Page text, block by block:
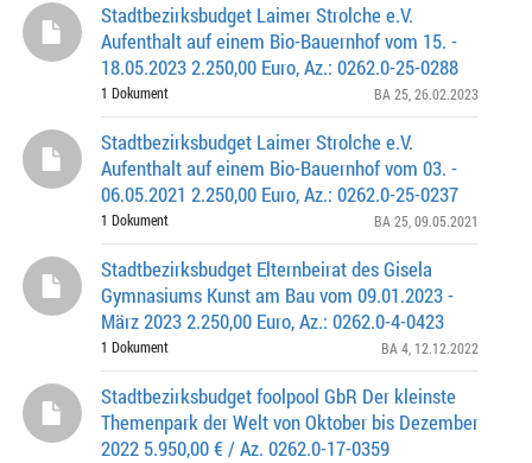
Stadtbezirksbudget Laimer Strolche e.V.
Aufenthalt auf einem Bio-Bauernhof vom 15. -
18.05.2023 2.250,00 Euro, Az.: 0262.0-25-0288
1 Dokument BA 25 , 26.02.2023
Stadtbezirksbudget Laimer Strolche e.V.
Aufenthalt auf einem Bio-Bauernhof vom 03. -
06.05.2021 2.250,00 Euro, Az.: 0262.0-25-0237
1 Dokument BA 25 , 09.05.2021
Stadtbezirksbudget Elternbeirat des Gisela
Gymnasiums Kunst am Bau vom 09.01.2023 -
März 2023 2.250,00 Euro, Az.: 0262.0-4-0423
1 Dokument BA 4 , 12.12.2022
Stadtbezirksbudget foolpool GbR Der kleinste
Themenpark der Welt von Oktober bis Dezember
2022 5.950,00 € / Az. 0262.0-17-0359